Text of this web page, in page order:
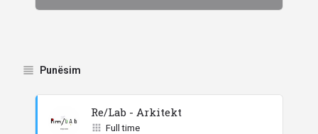
Punësim
Re/Lab - Arkitekt
Full time